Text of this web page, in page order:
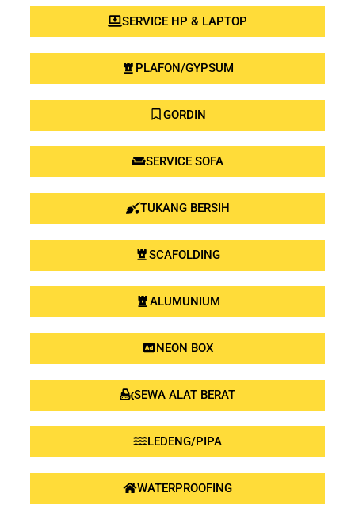
SERVICE HP & LAPTOP
PLAFON/GYPSUM
GORDIN
SERVICE SOFA
TUKANG BERSIH
SCAFOLDING
ALUMUNIUM
NEON BOX
SEWA ALAT BERAT
LEDENG/PIPA
WATERPROOFING